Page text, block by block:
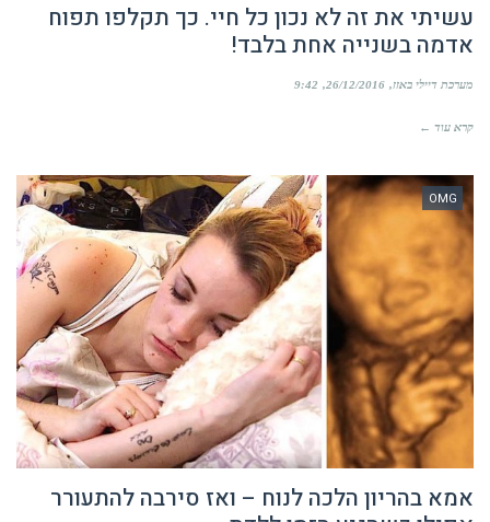
עשיתי את זה לא נכון כל חיי. כך תקלפו תפוח
אדמה בשנייה אחת בלבד!
מערכת דיילי באזז 26/12/2016
9:42
קרא עוד ←
OMG
אמא בהריון הלכה לנוח – ואז סירבה להתעורר